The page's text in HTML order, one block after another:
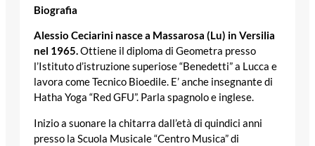
Biografia
Alessio Ceciarini nasce a Massarosa (Lu) in Versilia
nel 1965.Ottiene il diploma di Geometra presso
l’Istituto d’istruzione superiose “Benedetti” a Lucca e
lavora come Tecnico Bioedile. E’ anche insegnante di
Hatha Yoga “Red GFU”. Parla spagnolo e inglese.
Inizio a suonare la chitarra dall’età di quindici anni
presso la Scuola Musicale “Centro Musica” di